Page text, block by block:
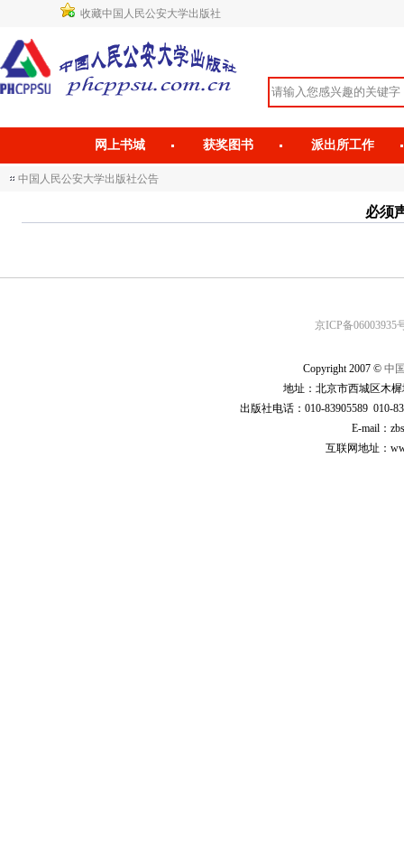
收藏中国人民公安大学出版社
网上书城 获奖图书 派出所工作
中国人民公安大学出版社公告
必须
京ICP备06003935
Copyright 2007 © 中
地址：北京市西城区木
出版社电话：010-83905589 010-
E-mail：
互联网地址：